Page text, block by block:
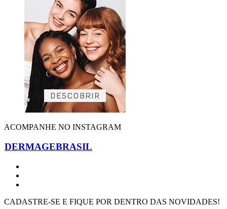
ACOMPANHE NO INSTAGRAM
DERMAGEBRASIL
CADASTRE-SE E FIQUE POR DENTRO DAS NOVIDADES!